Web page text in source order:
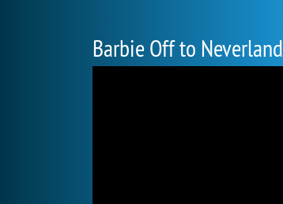
Barbie Off to Neverland